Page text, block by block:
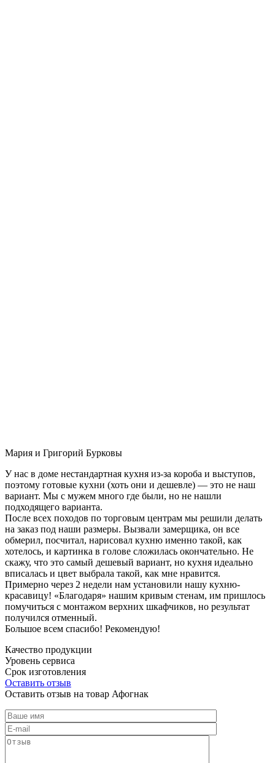
Мария и Григорий Бурковы
У нас в доме нестандартная кухня из-за короба и выступов,
поэтому готовые кухни (хоть они и дешевле) — это не наш
вариант. Мы с мужем много где были, но не нашли
подходящего варианта.
После всех походов по торговым центрам мы решили делать
на заказ под наши размеры. Вызвали замерщика, он все
обмерил, посчитал, нарисовал кухню именно такой, как
хотелось, и картинка в голове сложилась окончательно. Не
скажу, что это самый дешевый вариант, но кухня идеально
вписалась и цвет выбрала такой, как мне нравится.
Примерно через 2 недели нам установили нашу кухню-
красавицу! «Благодаря» нашим кривым стенам, им пришлось
помучиться с монтажом верхних шкафчиков, но результат
получился отменный.
Большое всем спасибо! Рекомендую!
Качество продукции
Уровень сервиса
Срок изготовления
Оставить отзыв
Оставить отзыв на товар Афогнак